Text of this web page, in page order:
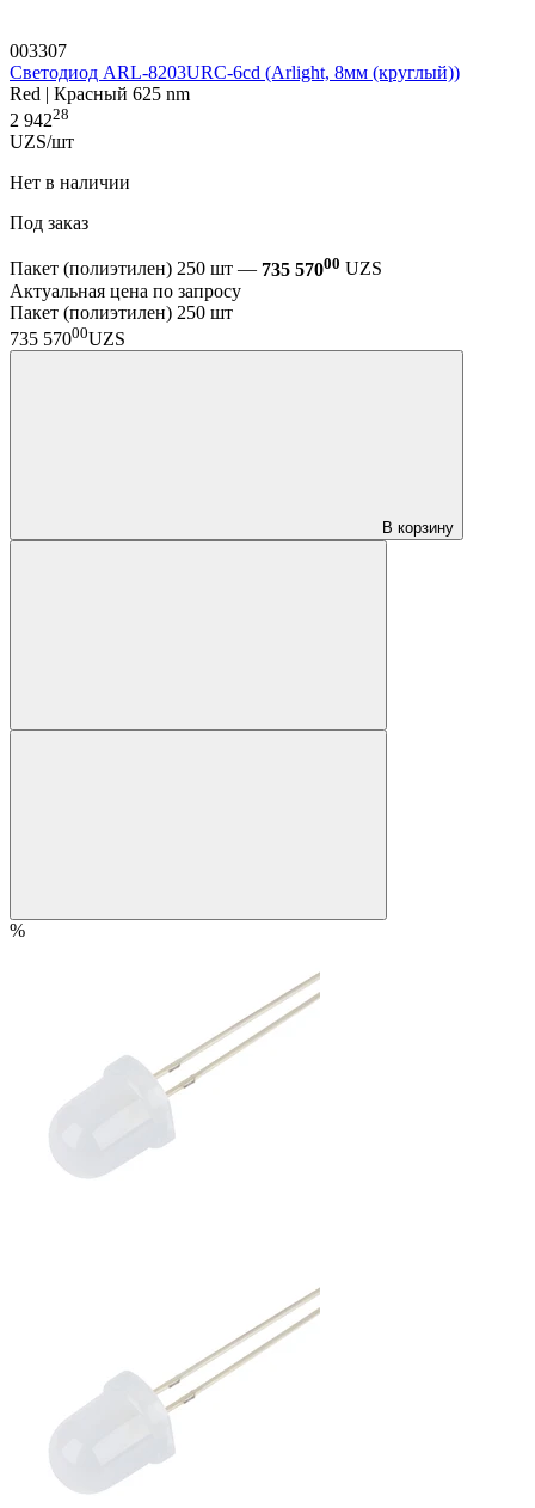
003307
Светодиод ARL-8203URC-6cd (Arlight, 8мм (круглый))
Red | Красный 625 nm
2 94228
UZS/шт
Нет в наличии
Под заказ
Пакет (полиэтилен) 250 шт — 735 57000 UZS
Актуальная цена по запросу
Пакет (полиэтилен) 250 шт
735 57000UZS
В корзину
%